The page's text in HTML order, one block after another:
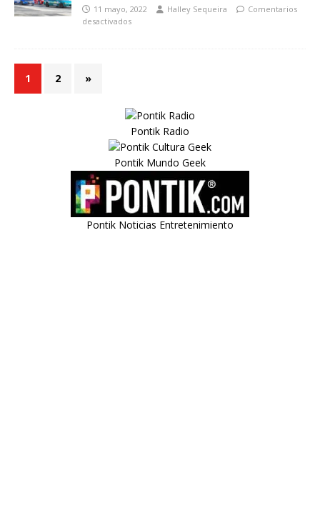
11 mayo, 2022 Halley Sequeira
Comentarios
desactivados
1 2 »
Pontik Radio
Pontik Mundo Geek
Pontik Noticias Entretenimiento